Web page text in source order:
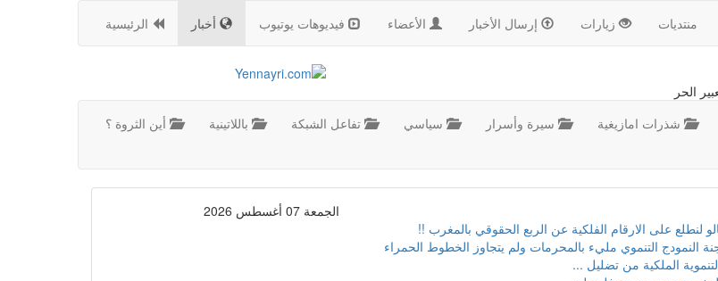
الرئيسية أخبار فيديوهات يوتيوب الأعضاء إرسال الأخبار زيارات منتديات
الحر
أين الثروة ؟
باللاتينية تفاعل الشبكة سياسي سيرة وأسرار شذرات امازيغية
الجمعة 07 أغسطس 2026
لنطلع على الارقام الفلكية عن الربع الحقوقي بالمغرب !!
النمودج التنموي مليء بالمحرمات ولم يتجاوز الخطوط الحمراء
الملكية من تضليل ...